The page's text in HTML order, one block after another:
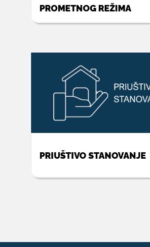
PROMETNOG REŽIMA
PRIUŠTIVO STANOVANJE